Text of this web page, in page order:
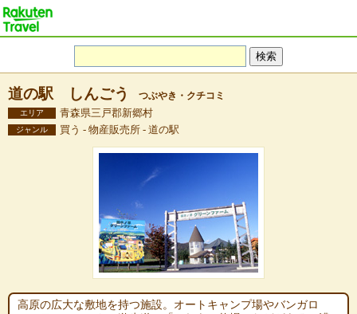
道の駅 しんごう つぶやき・クチコミ
エリア 青森県三戸郡新郷村
ジャンル 買う - 物産販売所 - 道の駅
高原の広大な敷地を持つ施設。オートキャンプ場やバンガロ